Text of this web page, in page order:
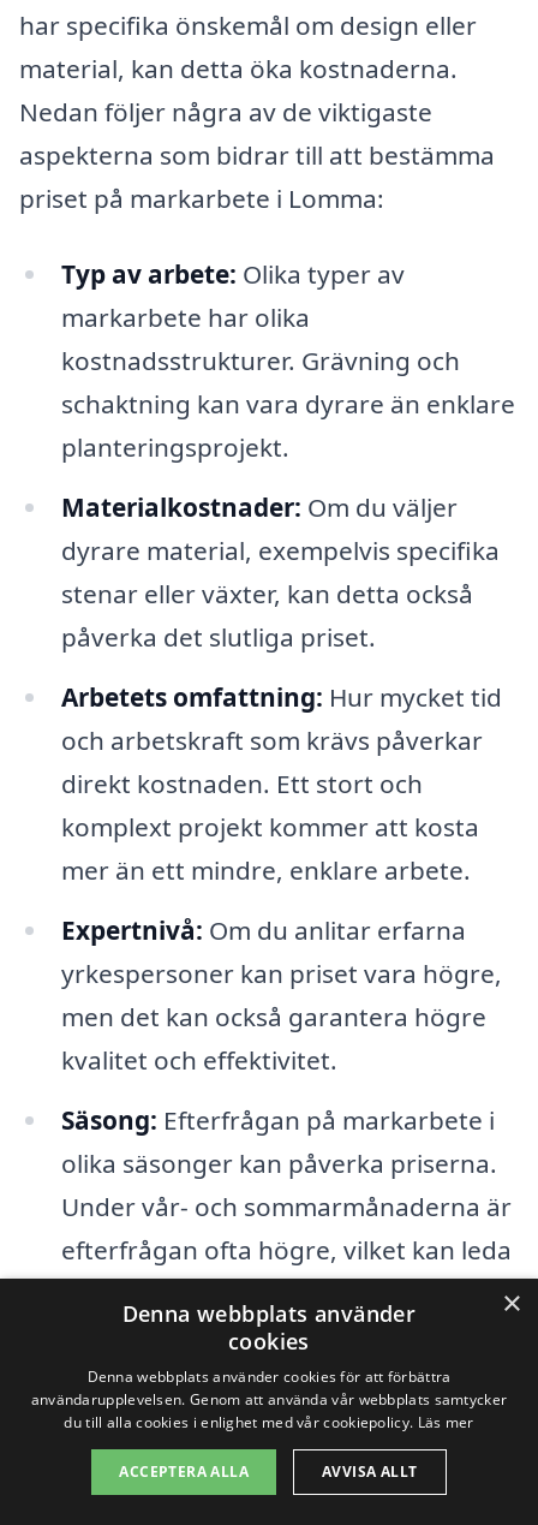
har specifika önskemål om design eller
material, kan detta öka kostnaderna.
Nedan följer några av de viktigaste
aspekterna som bidrar till att bestämma
priset på markarbete i Lomma:
Typ av arbete: Olika typer av
markarbete har olika
kostnadsstrukturer. Grävning och
schaktning kan vara dyrare än enklare
planteringsprojekt.
Materialkostnader: Om du väljer
dyrare material, exempelvis specifika
stenar eller växter, kan detta också
påverka det slutliga priset.
Arbetets omfattning: Hur mycket tid
och arbetskraft som krävs påverkar
direkt kostnaden. Ett stort och
komplext projekt kommer att kosta
mer än ett mindre, enklare arbete.
Expertnivå: Om du anlitar erfarna
yrkespersoner kan priset vara högre,
men det kan också garantera högre
kvalitet och effektivitet.
Säsong: Efterfrågan på markarbete i
olika säsonger kan påverka priserna.
Under vår- och sommarmånaderna är
efterfrågan ofta högre, vilket kan leda
Att jämföra olika företag och inhämta
flera offerter kan ge dig en bättre
förståelse för vad markarbete i Lomma
kostar och hjälpa dig att hitta det bästa
×
Denna webbplats använder
cookies
Denna webbplats använder cookies för att förbättra
användarupplevelsen. Genom att använda vår webbplats samtycker
du till alla cookies i enlighet med vår cookiepolicy. Läs mer
ACCEPTERA ALLA AVVISA ALLT